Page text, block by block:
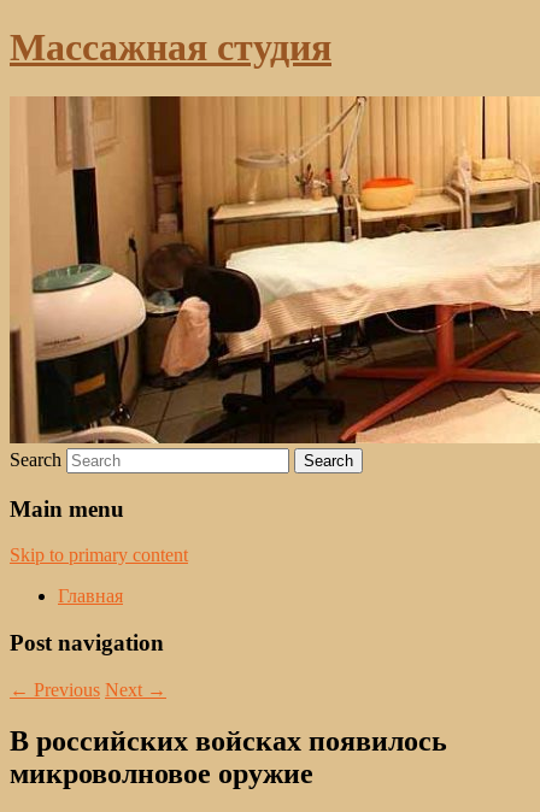
Массажная студия
Search
Main menu
Skip to primary content
Главная
Post navigation
← Previous Next →
В российских войсках появилось
микроволновое оружие